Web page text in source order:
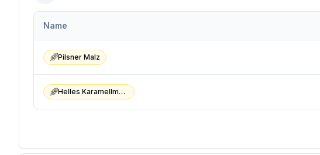
Name
Pilsner Malz
Helles Karamellmalz